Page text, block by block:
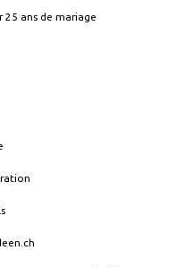
25 ans de mariage